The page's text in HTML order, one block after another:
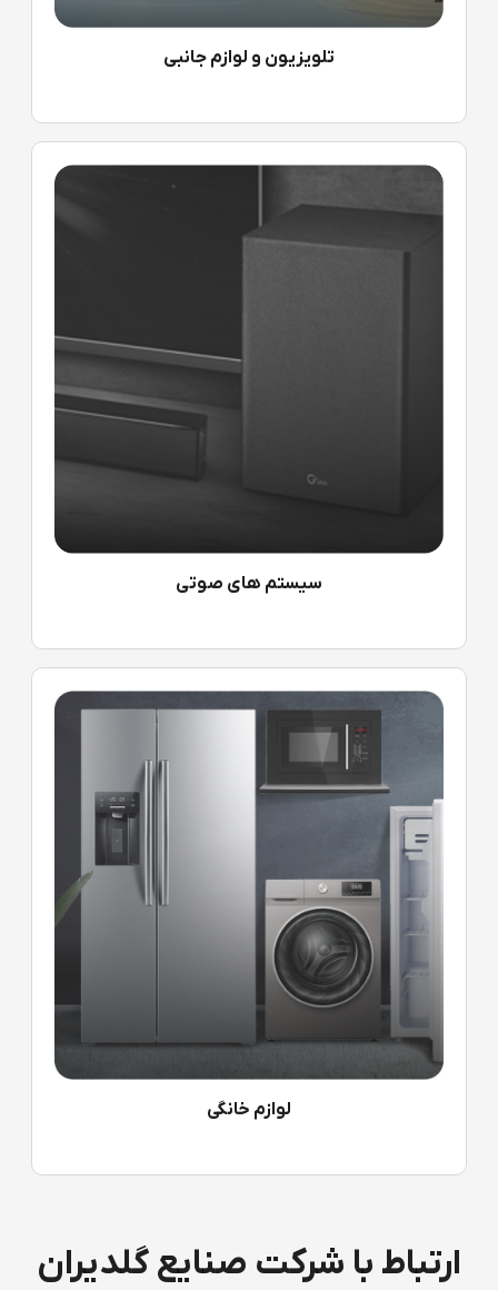
تلویزیون و لوازم جانبی
سیستم های صوتی
لوازم خانگی
ارتباط با شرکت صنایع گلدیران